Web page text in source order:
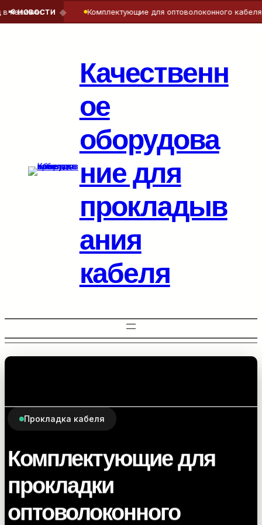
Качественн
ое
оборудова
ние для
прокладыв
ания
кабеля
Прокладка кабеля
Комплектующие для
прокладки
оптоволоконного
📢 НОВОСТИ
◆ Комплектующие для оптоволоконного кабеля